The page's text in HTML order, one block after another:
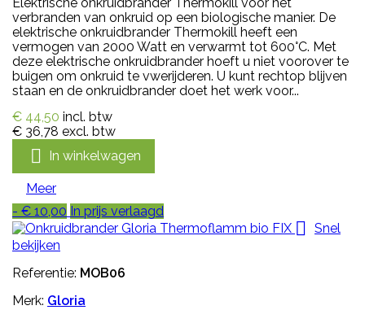
Elektrische onkruidbrander Thermokill voor het
verbranden van onkruid op een biologische manier. De
elektrische onkruidbrander Thermokill heeft een
vermogen van 2000 Watt en verwarmt tot 600°C. Met
deze elektrische onkruidbrander hoeft u niet voorover te
buigen om onkruid te vwerijderen. U kunt rechtop blijven
staan en de onkruidbrander doet het werk voor...
€ 44,50 incl. btw
€ 36,78 excl. btw
 In winkelwagen
Meer
- € 10,00 In prijs verlaagd

Snel
bekijken
Referentie: MOB06
Merk: Gloria